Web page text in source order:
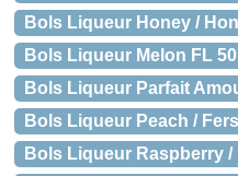
Bols Liqueur Honey /
Bols Liqueur Melon FL 50
Bols Liqueur Parfait
Bols Liqueur Peach /
Bols Liqueur Raspberry